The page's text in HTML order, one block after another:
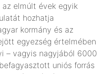
elmúlt évek egyik
hozhatja
kormány és az
egyezség értelmében
– vagyis nagyjából 6000
uniós forrás